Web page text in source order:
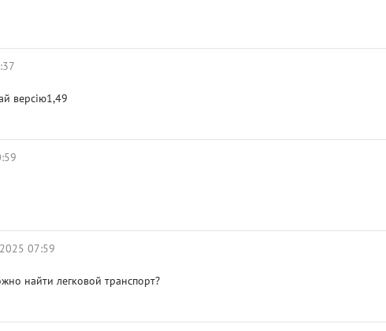
версію1,49
07:59
найти легковой транспорт?